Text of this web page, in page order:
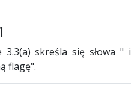
skreśla się słowa " i
flagę".